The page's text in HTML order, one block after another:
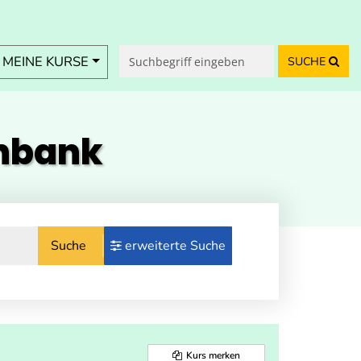
KURSE SUCHE
Suche erweiterte Suche
Kurs merken